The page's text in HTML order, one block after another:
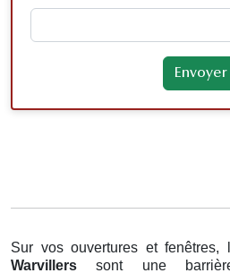
Sur vos ouvertures et fenêtres,
Warvillerssont une